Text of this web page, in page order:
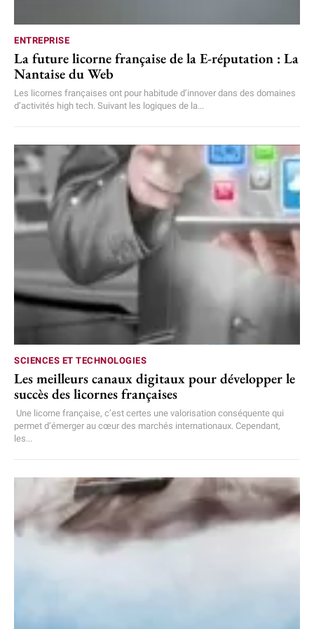
ENTREPRISE
La future licorne française de la E-réputation : La
Nantaise du Web
Les licornes françaises ont pour habitude d’innover dans des domaines
d’activités high tech. Suivant les logiques de la...
SCIENCES ET TECHNOLOGIES
Les meilleurs canaux digitaux pour développer le
succès des licornes françaises
Une licorne française, c’est certes une valorisation conséquente qui
permet d’émerger au cœur des marchés internationaux. Cependant,
les...